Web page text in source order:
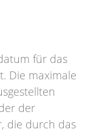
für das
Die maximale
der
die durch das